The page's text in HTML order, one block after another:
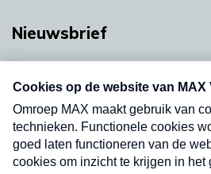
Nieuwsbrief
Neem hier een gratis
nieuwsbrief. Elke vrijdag- en
uw mailbox.